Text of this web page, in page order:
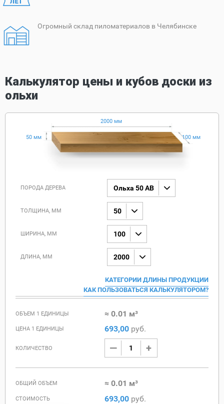
Огромный склад пиломатериалов в Челябинске
Калькулятор цены и кубов доски из
ольхи
50 мм 100 мм
2000 мм
ПОРОДА ДЕРЕВА Ольха 50 AB
ТОЛЩИНА, ММ 50
ШИРИНА, ММ 100
ДЛИНА, ММ 2000
КАТЕГОРИИ ДЛИНЫ ПРОДУКЦИИ
КАК ПОЛЬЗОВАТЬСЯ КАЛЬКУЛЯТОРОМ?
ОБЪЕМ 1 ЕДИНИЦЫ ≈ 0.01 м³
ЦЕНА 1 ЕДИНИЦЫ 693,00 руб.
КОЛИЧЕСТВО
ОБЩИЙ ОБЪЕМ ≈ 0.01 м³
СТОИМОСТЬ 693,00 руб.